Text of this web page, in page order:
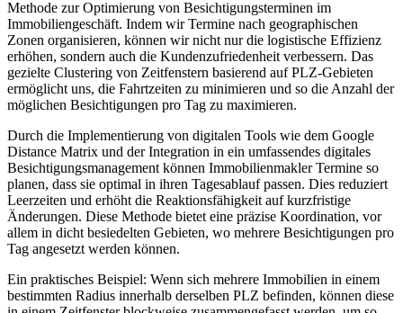
Methode zur Optimierung von Besichtigungsterminen im
Immobiliengeschäft. Indem wir Termine nach geographischen
Zonen organisieren, können wir nicht nur die logistische Effizienz
erhöhen, sondern auch die Kundenzufriedenheit verbessern. Das
gezielte Clustering von Zeitfenstern basierend auf PLZ-Gebieten
ermöglicht uns, die Fahrtzeiten zu minimieren und so die Anzahl der
möglichen Besichtigungen pro Tag zu maximieren.
Durch die Implementierung von digitalen Tools wie dem Google
Distance Matrix und der Integration in ein umfassendes digitales
Besichtigungsmanagement können Immobilienmakler Termine so
planen, dass sie optimal in ihren Tagesablauf passen. Dies reduziert
Leerzeiten und erhöht die Reaktionsfähigkeit auf kurzfristige
Änderungen. Diese Methode bietet eine präzise Koordination, vor
allem in dicht besiedelten Gebieten, wo mehrere Besichtigungen pro
Tag angesetzt werden können.
Ein praktisches Beispiel: Wenn sich mehrere Immobilien in einem
bestimmten Radius innerhalb derselben PLZ befinden, können diese